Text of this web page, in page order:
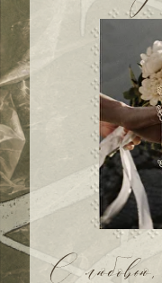
дней
00
часов